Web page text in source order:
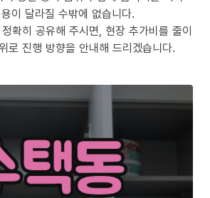
이 달라질 수밖에 없습니다.
확히 공유해 주시면, 현장 추가비를 줄이
로 진행 방향을 안내해 드리겠습니다.